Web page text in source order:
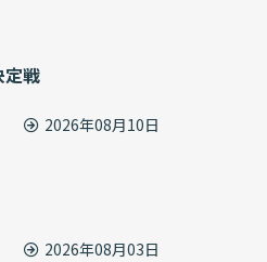
定戦
2026年08月10日
2026年08月03日